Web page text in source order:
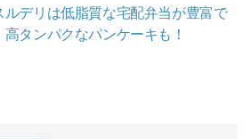
ルデリは低脂質な宅配弁当が豊富で
高タンパクなパンケーキも！